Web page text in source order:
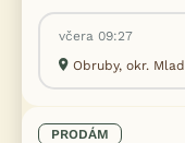
včera 09:27
Obruby, okr.
PRODÁM